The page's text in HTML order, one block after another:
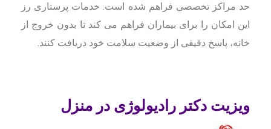
حد مراکز تخصصی فراهم شده است. خدمات پرستاری رز
این امکان را برای بیماران فراهم می کند تا بدون خروج از
خانه، پاسخ دقیقی از وضعیت سلامت خود دریافت کنند.
ویزیت دکتر رادیولوژی در منزل